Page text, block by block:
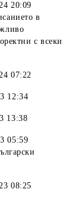
20:09
в
с всеки
07:22
12:34
13:38
05:59
08:25